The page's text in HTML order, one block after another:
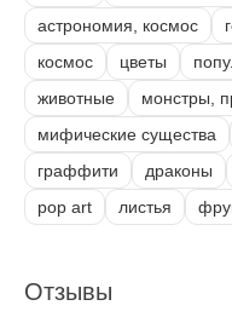
астрономия, космос
космос
цветы
животные
монстры,
мифические существа
граффити
драконы
pop art
листья
Отзывы